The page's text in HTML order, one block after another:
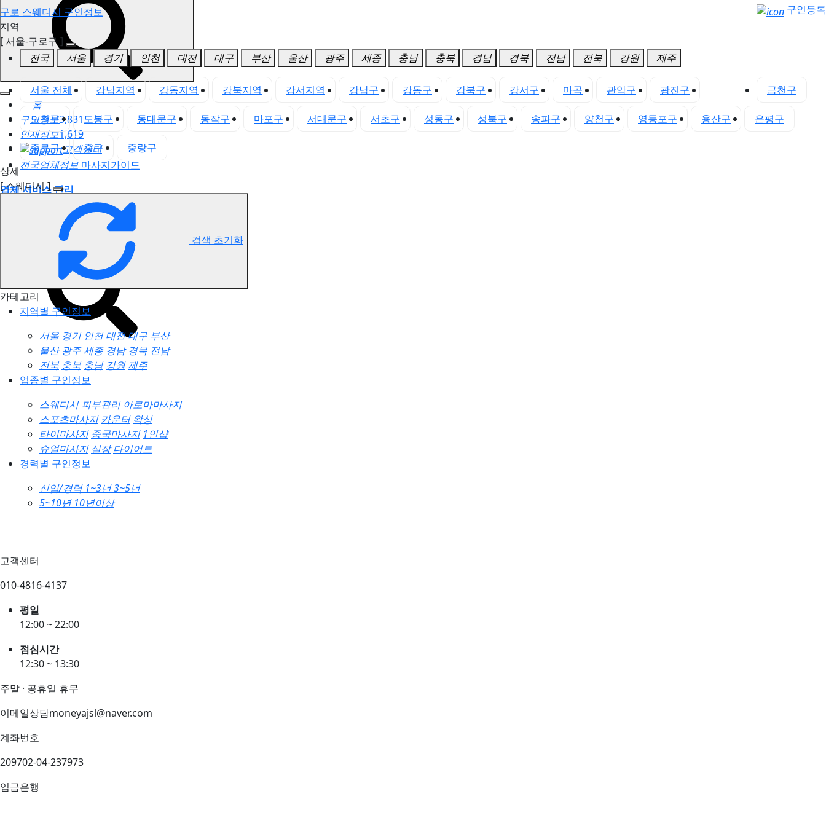
홈
구인정보3,831
인재정보1,619
고객센터
전국업체정보 마사지가이드
업체 서비스 관리
구로 스웨디시 구인정보
구로 스웨디시 구인정보
구인등록
지역
[ 서울-구로구 ]
전국
서울 경기 인천 대전 대구 부산 울산 광주 세종 충남 충북 경남 경북 전남 전북 강원 제주
서울 전체 강남지역 강동지역 강북지역 강서지역 강남구 강동구 강북구 강서구 마곡 관악구 광진구 금천구
노원구 도봉구 동대문구 동작구 마포구 서대문구 서초구 성동구 성북구 송파구 양천구 영등포구 용산구 은평구
종로구 중구
중랑구
상세
[ 스웨디시 ]
검색 초기화
카테고리
지역별 구인정보
서울 경기 인천 대전대구 부산
울산 광주세종 경남 경북 전남
전북 충북 충남 강원제주
업종별 구인정보
스웨디시 피부관리 아로마마사지
스포츠마사지 카운터 왁싱
타이마사지 중국마사지 1인샵
슈얼마사지 실장 다이어트
경력별 구인정보
신입/경력 1~3년3~5년
5~10년 10년이상
고객센터
010-4816-4137
평일
12:00 ~ 22:00
점심시간
12:30 ~ 13:30
주말 · 공휴일 휴무
이메일상담moneyajsl@naver.com
계좌번호
209702-04-237973
입금은행